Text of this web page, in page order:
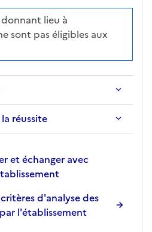
lieu à
sont pas éligibles aux
réussite
et échanger avec
d'analyse des
l'établissement